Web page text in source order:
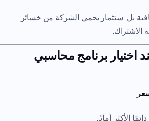
بل استثمار يحمي الشركة من خسائر
الاشتراك.
اختيار برنامج محاسبي
الأكثر أمانًا.